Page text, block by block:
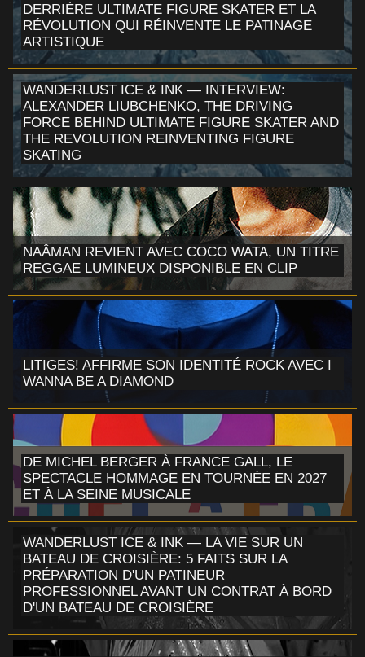
DERRIÈRE ULTIMATE FIGURE SKATER ET LA
RÉVOLUTION QUI RÉINVENTE LE PATINAGE
ARTISTIQUE
WANDERLUST ICE & INK — INTERVIEW:
ALEXANDER LIUBCHENKO, THE DRIVING
FORCE BEHIND ULTIMATE FIGURE SKATER AND
THE REVOLUTION REINVENTING FIGURE
SKATING
NAÂMAN REVIENT AVEC COCO WATA, UN TITRE
REGGAE LUMINEUX DISPONIBLE EN CLIP
LITIGES! AFFIRME SON IDENTITÉ ROCK AVEC I
WANNA BE A DIAMOND
DE MICHEL BERGER À FRANCE GALL, LE
SPECTACLE HOMMAGE EN TOURNÉE EN 2027
ET À LA SEINE MUSICALE
WANDERLUST ICE & INK — LA VIE SUR UN
BATEAU DE CROISIÈRE: 5 FAITS SUR LA
PRÉPARATION D'UN PATINEUR
PROFESSIONNEL AVANT UN CONTRAT À BORD
D'UN BATEAU DE CROISIÈRE